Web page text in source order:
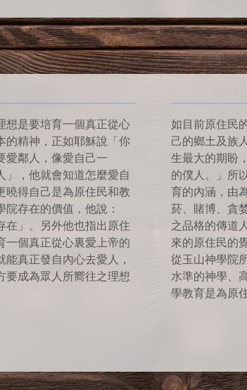
想是要培育一個真正從心
的精神，正如耶穌說「你
愛鄰人，像愛自己一
，他就會知道怎麼愛自
曉得自己是為原住民和教
存在的價值，他說：
在」。另外他也指出原住
一個真正從心裏愛上帝的
真正發自內心去愛人，
要成為眾人所嚮往之理想
如目前原住民
己的鄉土及族
生最大的期盼
的僕人。」所
育的內涵，由
菸、賭博、貪
之品格的傳道
來的原住民的
從玉山神學院
水準的神學、
學教育是為原